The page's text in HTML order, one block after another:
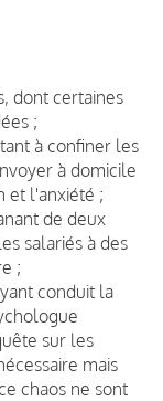
dont certaines
;
à confiner les
à domicile
et l'anxiété ;
de deux
salariés à des
;
conduit la
sur les
mais
chaos ne sont